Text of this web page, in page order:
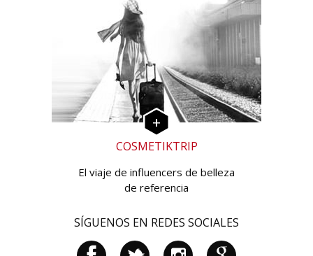
COSMETIKTRIP
El viaje de influencers de belleza
de referencia
SÍGUENOS EN REDES SOCIALES